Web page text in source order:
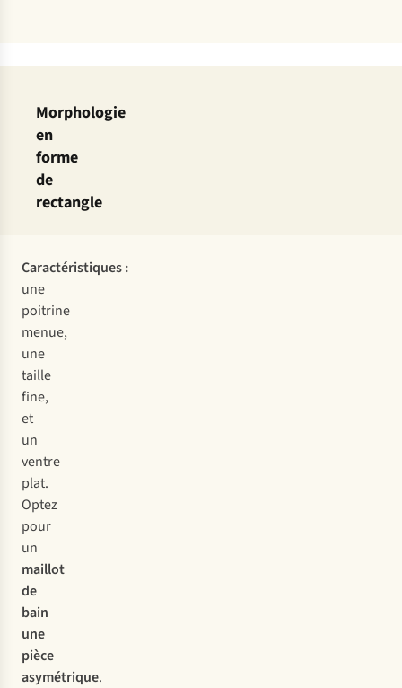
Morphologie
en
forme
de
rectangle
Caractéristiques :
une
poitrine
menue,
une
taille
fine,
et
un
ventre
plat.
Optez
pour
un
maillot
de
bain
une
pièce
asymétrique.